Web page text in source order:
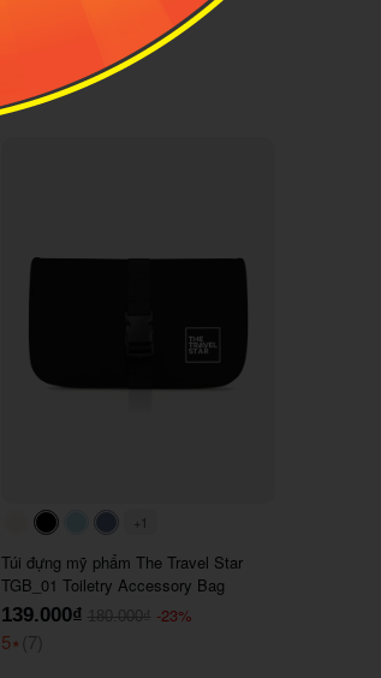
#faf0e6#000000#ADD8E6
#647290
+1
Túi đựng mỹ phẩm The Travel Star
TGB_01 Toiletry Accessory Bag
139.000₫ 180.000₫ -23%
5⭑ (7)